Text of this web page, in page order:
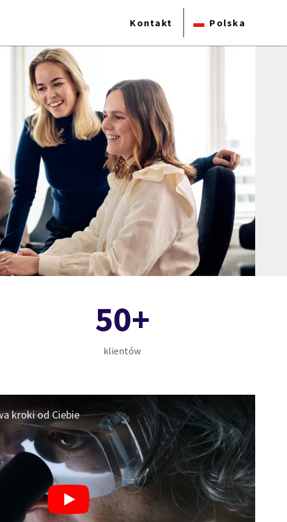
Kontakt Polska
50+
klientów
kroki od Ciebie